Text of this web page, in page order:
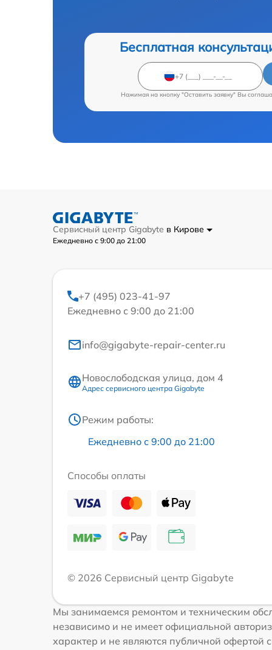
Бесплатная
Нажимая на кнопку "Оставить заявку" Вы
Сервисный центр Gigabyte в Кирове
Ежедневно с 9:00 до 21:00
+7 (495) 023-41-97
Ежедневно с 9:00 до 21:00
info@gigabyte-repair-center.ru
Новослободская улица, дом 4
Адрес сервисного центра Gigabyte
Режим работы:
Ежедневно с 9:00 до 21:00
Способы оплаты
© 2026 Сервисный центр Gigabyte
Мы занимаемся ремонтом и техническим
независимо и не имеет официальной
характер и не являются публичной офертой